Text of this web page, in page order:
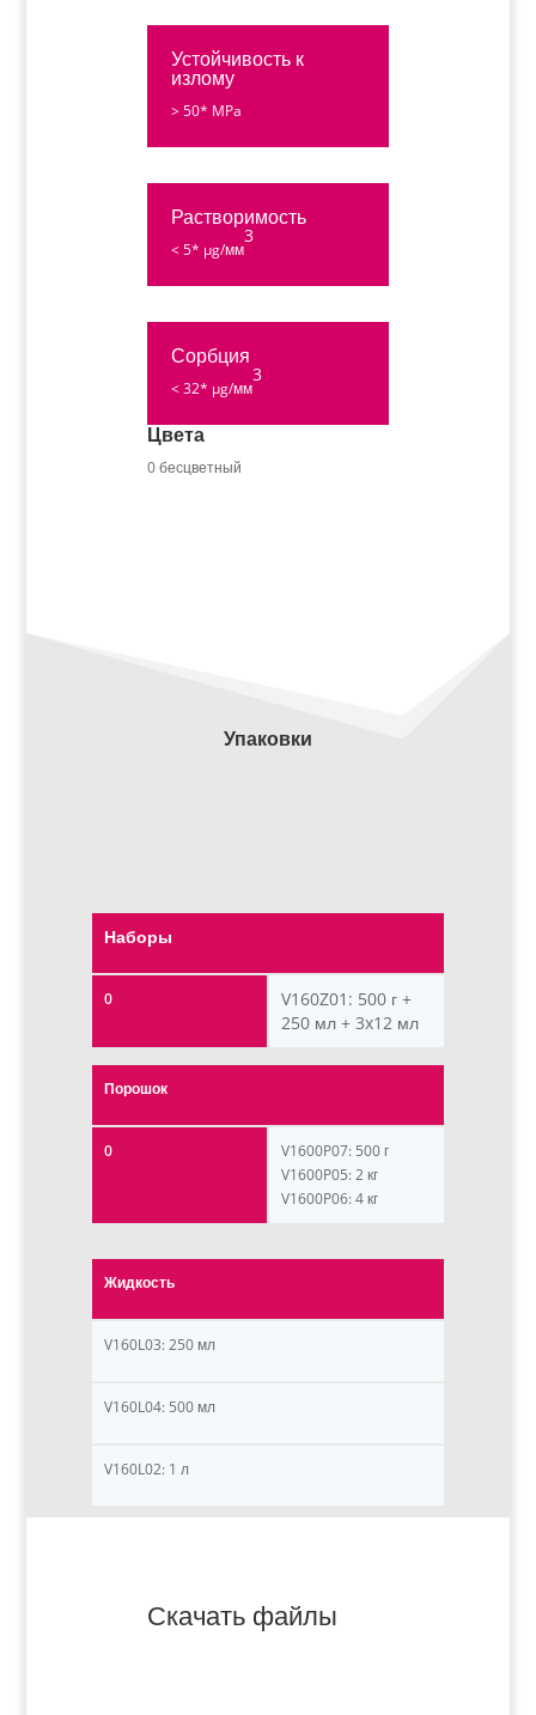
Устойчивость к
излому
> 50* MPa
Растворимость
< 5* µg/мм
3
Сорбция
< 32* µg/мм
3
Цвета
0 бесцветный
Упаковки
0
Наборы
V160Z01: 500 г +
250 мл + 3x12 мл
0
Порошок
V1600P07: 500 г
V1600P05: 2 кг
V1600P06: 4 кг
Жидкость
V160L03: 250 мл
V160L04: 500 мл
V160L02: 1 л
Скачать файлы